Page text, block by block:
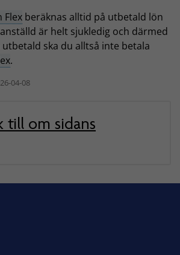
Flex beräknas alltid på utbetald lön
är helt sjukledig och därmed
ska du alltså inte betala
.
04-08
till om sidans